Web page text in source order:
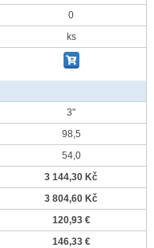
0
ks
3"
98,5
54,0
3 144,30 Kč
3 804,60 Kč
120,93 €
146,33 €